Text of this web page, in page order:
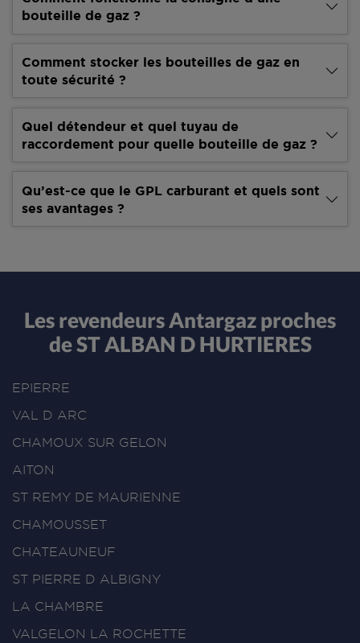
bouteille de gaz ?
Comment stocker les bouteilles de gaz en
toute sécurité ?
Quel détendeur et quel tuyau de
raccordement pour quelle bouteille de gaz ?
Qu’est-ce que le GPL carburant et quels sont
ses avantages ?
Les revendeurs Antargaz proches
de ST ALBAN D HURTIERES
EPIERRE
VAL D ARC
CHAMOUX SUR GELON
AITON
ST REMY DE MAURIENNE
CHAMOUSSET
CHATEAUNEUF
ST PIERRE D ALBIGNY
LA CHAMBRE
VALGELON LA ROCHETTE